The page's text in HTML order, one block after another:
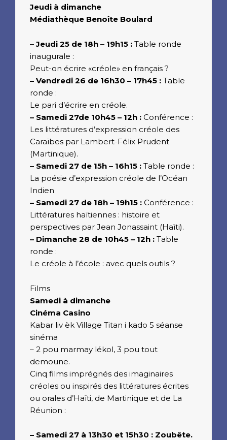
Jeudi à dimanche
Médiathèque Benoîte Boulard
– Jeudi 25 de 18h – 19h15 : Table ronde
inaugurale :
Peut-on écrire «créole» en français ?
– Vendredi 26 de 16h30 – 17h45 : Table
ronde :
Le pari d’écrire en créole.
– Samedi 27de 10h45 – 12h : Conférence :
Les littératures d’expression créole des
Caraïbes par Lambert-Félix Prudent
(Martinique).
– Samedi 27 de 15h – 16h15 : Table ronde :
La poésie d’expression créole de l’Océan
Indien
– Samedi 27 de 18h – 19h15 : Conférence :
Littératures haïtiennes : histoire et
perspectives par Jean Jonassaint (Haïti).
– Dimanche 28 de 10h45 – 12h : Table
ronde :
Le créole à l’école : avec quels outils ?
Films
Samedi à dimanche
Cinéma Casino
Kabar liv èk Village Titan i kado 5 séanse
sinéma
– 2 pou marmay lékol, 3 pou tout
demoune.
Cinq films imprégnés des imaginaires
créoles ou inspirés des littératures écrites
ou orales d’Haïti, de Martinique et de La
Réunion :
– Samedi 27 à 13h30 et 15h30 : Zoubête.